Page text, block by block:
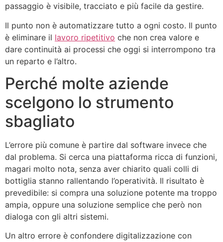
passaggio è visibile, tracciato e più facile da gestire.
Il punto non è automatizzare tutto a ogni costo. Il punto
è eliminare il lavoro ripetitivo che non crea valore e
dare continuità ai processi che oggi si interrompono tra
un reparto e l’altro.
Perché molte aziende
scelgono lo strumento
sbagliato
L’errore più comune è partire dal software invece che
dal problema. Si cerca una piattaforma ricca di funzioni,
magari molto nota, senza aver chiarito quali colli di
bottiglia stanno rallentando l’operatività. Il risultato è
prevedibile: si compra una soluzione potente ma troppo
ampia, oppure una soluzione semplice che però non
dialoga con gli altri sistemi.
Un altro errore è confondere digitalizzazione con